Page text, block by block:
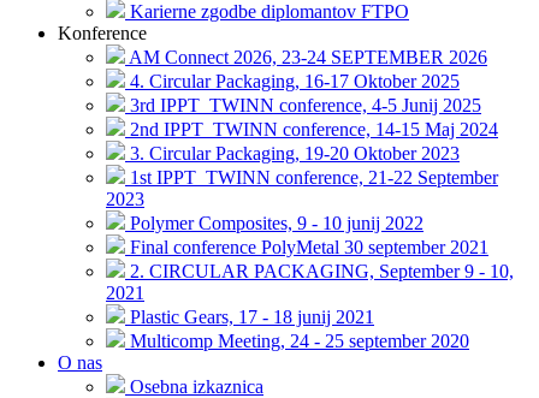
Karierne zgodbe diplomantov FTPO
Konference
AM Connect 2026, 23-24 SEPTEMBER 2026
4. Circular Packaging, 16-17 Oktober 2025
3rd IPPT_TWINN conference, 4-5 Junij 2025
2nd IPPT_TWINN conference, 14-15 Maj 2024
3. Circular Packaging, 19-20 Oktober 2023
1st IPPT_TWINN conference, 21-22 September
2023
Polymer Composites, 9 - 10 junij 2022
Final conference PolyMetal 30 september 2021
2. CIRCULAR PACKAGING, September 9 - 10,
2021
Plastic Gears, 17 - 18 junij 2021
Multicomp Meeting, 24 - 25 september 2020
O nas
Osebna izkaznica